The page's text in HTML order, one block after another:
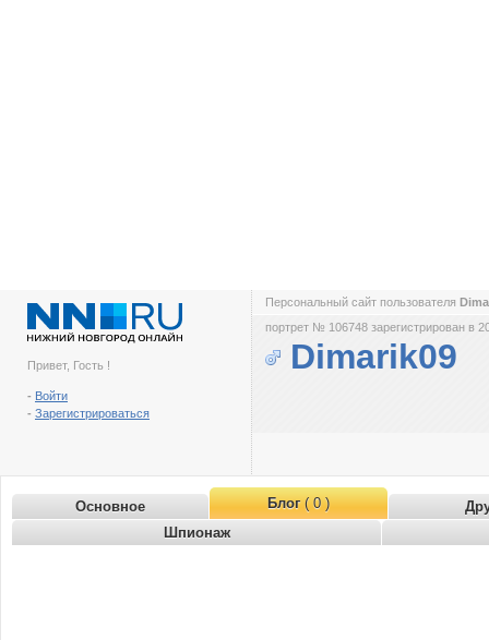
Привет, Гость !
- Войти
- Зарегистрироваться
Персональный сайт пользователя
портрет № 106748 зарегистрирован в
Dimarik09
Основное Блог( 0 )
Шпионаж